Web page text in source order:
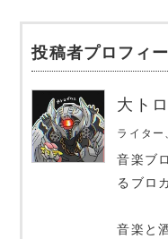
投稿者プロフィ
大ト
ライター
音楽ブ
るブロ
音楽と